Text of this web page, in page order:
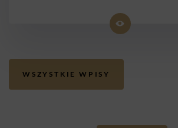
WSZYSTKIE WPISY